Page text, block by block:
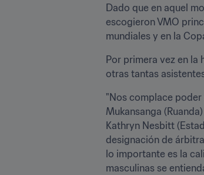
Dado que en aquel
escogieron VMO
mundiales y en la
Por primera vez en la
otras tantas
"Nos complace
Mukansanga
Kathryn Nesbitt
designación de
lo importante es la
masculinas se